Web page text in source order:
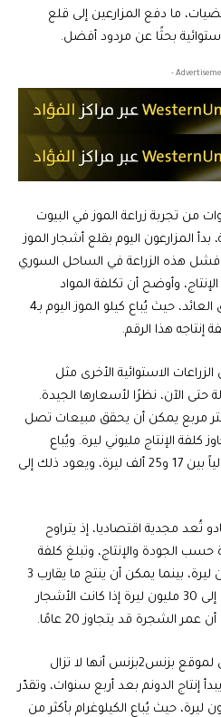
ما دفع المزارعين إلى قلع
بحثًا عن مردود أفضل.
من تجربة زراعة الموز في البيوت
المزارعون اليوم بقلع أشجار الموز
فشل هذه الزراعة في الساحل السوري
وأوضح أن تكلفة المواد
العضوية للبيت البلاستيكي تفوق العائد، حيث يُباع كيلو الموز اليوم بـ4
إنتاجه هذا الرقم.
الاستوائية الأخرى مثل
حتى الآن، نظرًا لأسعارها الجيدة.
بلاستيكي بمساحة 500 متر مربع يمكن أن يحقق مبيعات تصل
كلفة الإنتاج مليوني ليرة. ويُباع
الكيلوغرام الواحد من الدراغون حالياً بين 17 و25 ألف ليرة، ويعود ذلك إلى
تُعد مجدية اقتصاديا، إذ يتراوح
25 و40 ألف ليرة حسب الجودة والإنتاج، وتبلغ كلفة
إنتاج البيت البلاستيكي نحو مليون ليرة، بينما يمكن أن ينتج ما يقارب 3
أطنان من الأفوكادو بقيمة تصل إلى 30 مليون ليرة إذا كانت الأشجار
الشجرة قد يتجاوز 20 عامًا.
أما زراعة المانغو، فأوضح عيسى لموقع بزنس2بزنس أنها لا تزال
إنتاج الدونم بعد أربع سنوات، وتقدّر
بين 30 و60 مليون ليرة، حيث يُباع الكيلوغرام بأكثر من